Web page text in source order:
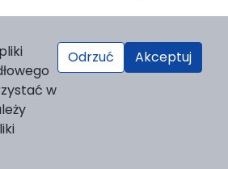
by OJS/PKP
w
Odrzuć Akceptuj